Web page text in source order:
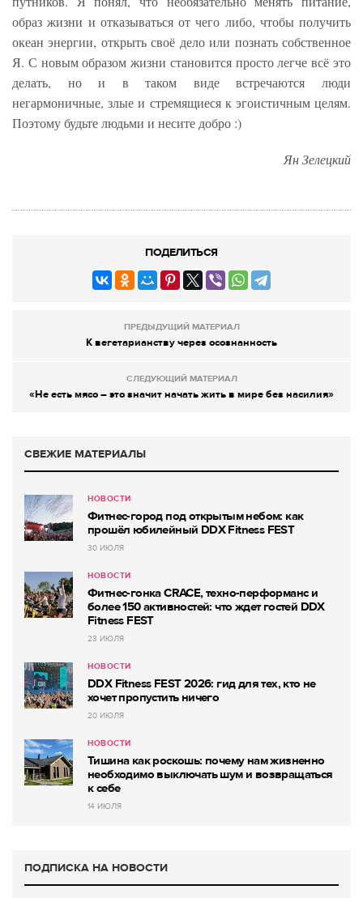
образ жизни и отказываться от чего либо, чтобы получить
океан энергии, открыть своё дело или познать собственное
Я. С новым образом жизни становится просто легче всё это
делать, но и в таком виде встречаются люди
негармоничные, злые и стремящиеся к эгоистичным целям.
Поэтому будьте людьми и несите добро :)
Ян Зелецкий
ПОДЕЛИТЬСЯ
ПРЕДЫДУЩИЙ МАТЕРИАЛ
К вегетарианству через осознанность
СЛЕДУЮЩИЙ МАТЕРИАЛ
«Не есть мясо – это значит начать жить в мире без насилия»
СВЕЖИЕ МАТЕРИАЛЫ
НОВОСТИ
Фитнес-город под открытым небом: как
прошёл юбилейный DDX Fitness FEST
30 ИЮЛЯ
НОВОСТИ
Фитнес-гонка CRACE, техно-перформанс и
более 150 активностей: что ждет гостей DDX
Fitness FEST
23 ИЮЛЯ
НОВОСТИ
DDX Fitness FEST 2026: гид для тех, кто не
хочет пропустить ничего
20 ИЮЛЯ
НОВОСТИ
Тишина как роскошь: почему нам жизненно
необходимо выключать шум и возвращаться
к себе
14 ИЮЛЯ
ПОДПИСКА НА НОВОСТИ